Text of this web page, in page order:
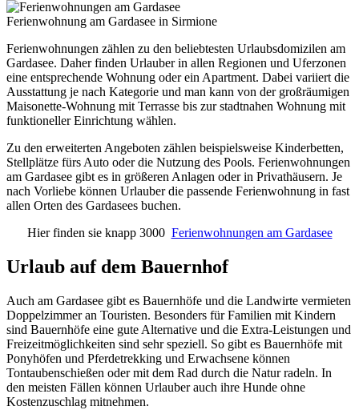
Ferienwohnung am Gardasee in Sirmione
Ferienwohnungen zählen zu den beliebtesten Urlaubsdomizilen am
Gardasee. Daher finden Urlauber in allen Regionen und Uferzonen
eine entsprechende Wohnung oder ein Apartment. Dabei variiert die
Ausstattung je nach Kategorie und man kann von der großräumigen
Maisonette-Wohnung mit Terrasse bis zur stadtnahen Wohnung mit
funktioneller Einrichtung wählen.
Zu den erweiterten Angeboten zählen beispielsweise Kinderbetten,
Stellplätze fürs Auto oder die Nutzung des Pools. Ferienwohnungen
am Gardasee gibt es in größeren Anlagen oder in Privathäusern. Je
nach Vorliebe können Urlauber die passende Ferienwohnung in fast
allen Orten des Gardasees buchen.
Hier finden sie knapp 3000 Ferienwohnungen am Gardasee
Urlaub auf dem Bauernhof
Auch am Gardasee gibt es Bauernhöfe und die Landwirte vermieten
Doppelzimmer an Touristen. Besonders für Familien mit Kindern
sind Bauernhöfe eine gute Alternative und die Extra-Leistungen und
Freizeitmöglichkeiten sind sehr speziell. So gibt es Bauernhöfe mit
Ponyhöfen und Pferdetrekking und Erwachsene können
Tontaubenschießen oder mit dem Rad durch die Natur radeln. In
den meisten Fällen können Urlauber auch ihre Hunde ohne
Kostenzuschlag mitnehmen.